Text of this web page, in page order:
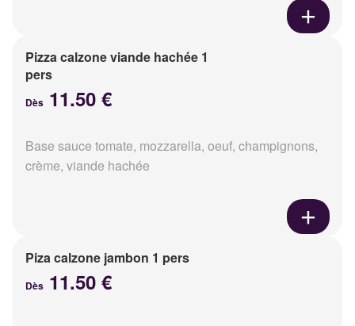
Pizza calzone viande hachée 1
pers
Dès 11.50 €
Base sauce tomate, mozzarella, oeuf, champignons,
crème, viande hachée
Piza calzone jambon 1 pers
Dès 11.50 €